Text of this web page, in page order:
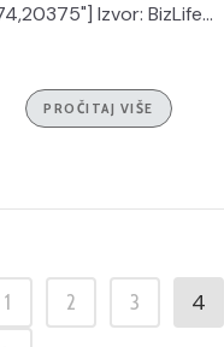
Izvor: BizLife...
PROČITAJ VIŠE
1 2 3 4